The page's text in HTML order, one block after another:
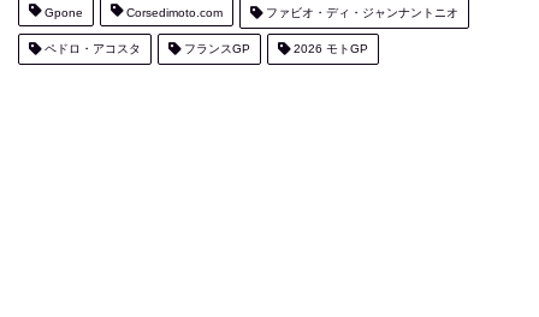
Gpone Corsedimoto.com ファビオ・ディ・ジャンナントニオ
ペドロ・アコスタ フランスGP 2026 モトGP